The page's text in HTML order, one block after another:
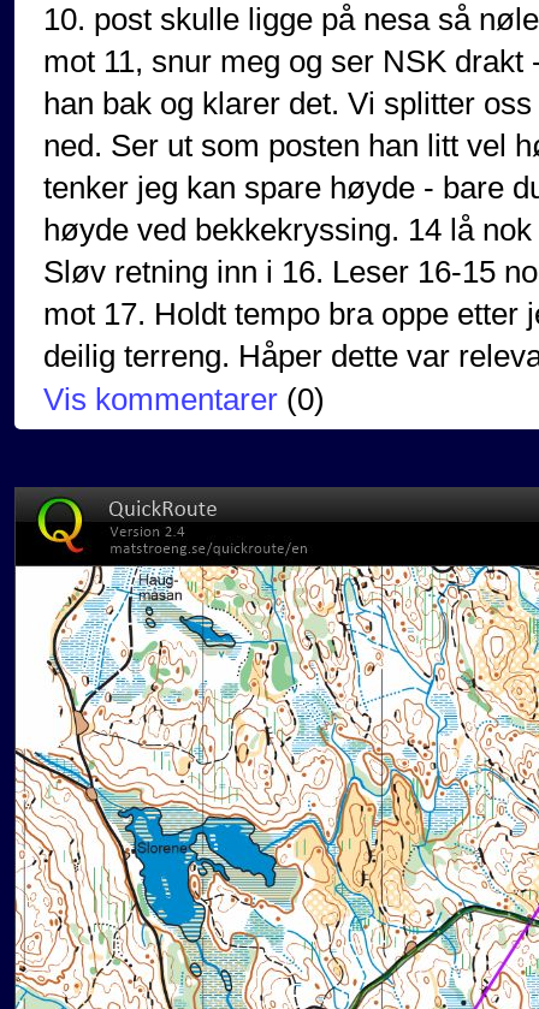
10. post skulle ligge på nesa så
mot 11, snur meg og ser NSK
han bak og klarer det. Vi splitter
ned. Ser ut som posten han litt vel
tenker jeg kan spare høyde - bare
høyde ved bekkekryssing. 14 lå
Sløv retning inn i 16. Leser 16-15
mot 17. Holdt tempo bra oppe
deilig terreng. Håper dette var
Vis kommentarer (0)